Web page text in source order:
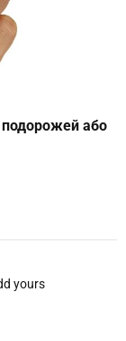
подорожей або
yours